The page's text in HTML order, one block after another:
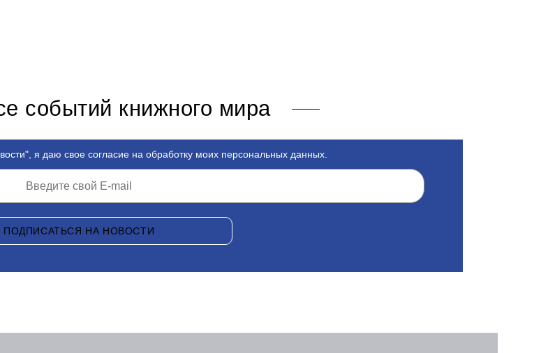
событий книжного мира
я даю свое согласие на обработку моих персональных данных.
ПОДПИСАТЬСЯ НА НОВОСТИ